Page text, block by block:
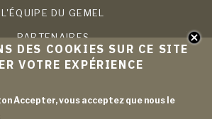
L'ÉQUIPE DU GEMEL
PARTENAIRES
COMPÉTENCES
DES COOKIES SUR CE SITE
VOTRE EXPÉRIENCE
Accepter, vous acceptez que nous le